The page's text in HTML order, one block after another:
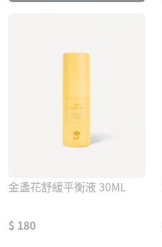
金盞花舒緩平衡液 30ML
$ 180